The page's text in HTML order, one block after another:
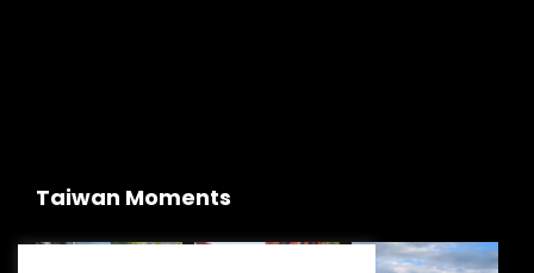
Taiwan Moments